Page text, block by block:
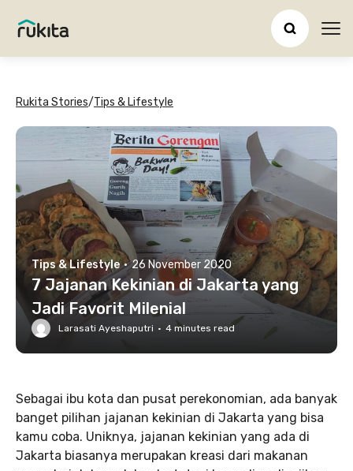
Rukita Stories/Tips & Lifestyle
Tips & Lifestyle · 26 November 2020
7 Jajanan Kekinian di Jakarta yang
Jadi Favorit Milenial
Larasati Ayeshaputri · 4 minutes read
Sebagai ibu kota dan pusat perekonomian, ada banyak
banget pilihan jajanan kekinian di Jakarta yang bisa
kamu coba. Uniknya, jajanan kekinian yang ada di
Jakarta biasanya merupakan kreasi dari makanan